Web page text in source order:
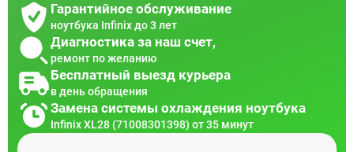
Гарантийное обслуживание
ноутбука Infinix до 3 лет
Диагностика за наш счет,
ремонт по желанию
Бесплатный выезд курьера
в день обращения
Замена системы охлаждения ноутбука
Infinix XL28 (71008301398) от 35 минут